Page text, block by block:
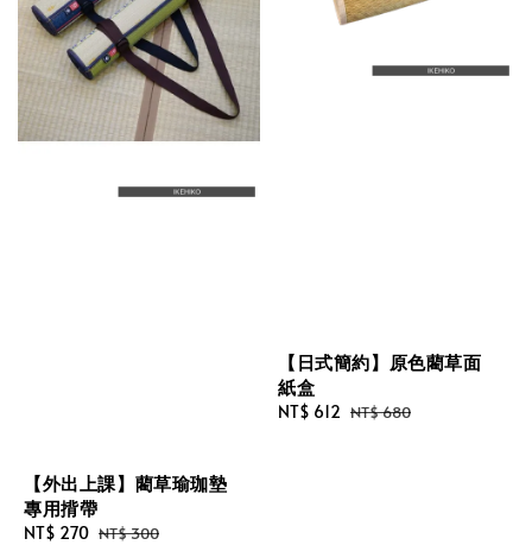
【外出上課】藺草瑜珈墊
專用揹帶
Sale
NT$ 270 Regular
NT$ 300
【日式簡約】原色藺草面
紙盒
Sale
NT$ 612 Regular
NT$ 680